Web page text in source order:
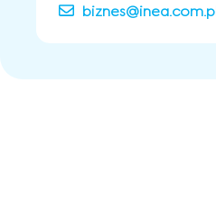
biznes@inea.com.pl